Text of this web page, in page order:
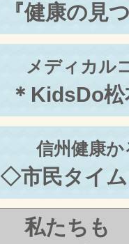
『健康の見
メディカル
＊KidsDo
信州健康
◇市民タイ
私たちも